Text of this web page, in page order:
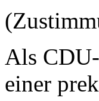
Als
einer